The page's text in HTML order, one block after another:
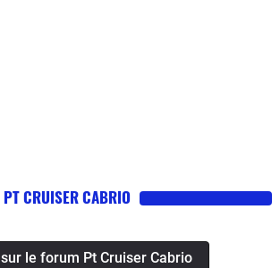
CRUISER CABRIO
le forum Pt Cruiser Cabrio